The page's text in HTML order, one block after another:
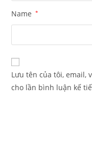
Name *
Lưu tên của tôi, email,
cho lần bình luận kế